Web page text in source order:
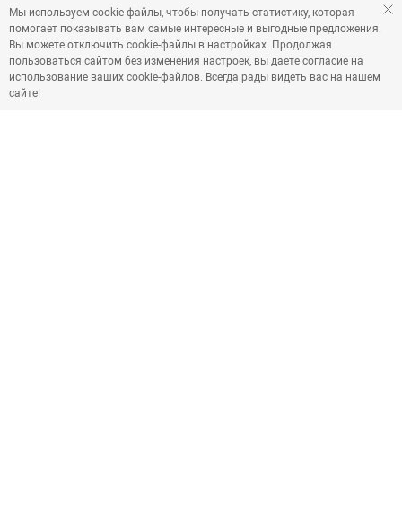
Мы используем cookie-файлы, чтобы получать статистику, которая
помогает показывать вам самые интересные и выгодные предложения.
Вы можете отключить cookie-файлы в настройках. Продолжая
пользоваться сайтом без изменения настроек, вы даете согласие на
использование ваших cookie-файлов. Всегда рады видеть вас на нашем
сайте!